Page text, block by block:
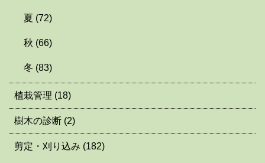
夏 (72)
秋 (66)
冬 (83)
植栽管理 (18)
樹木の診断 (2)
剪定・刈り込み (182)